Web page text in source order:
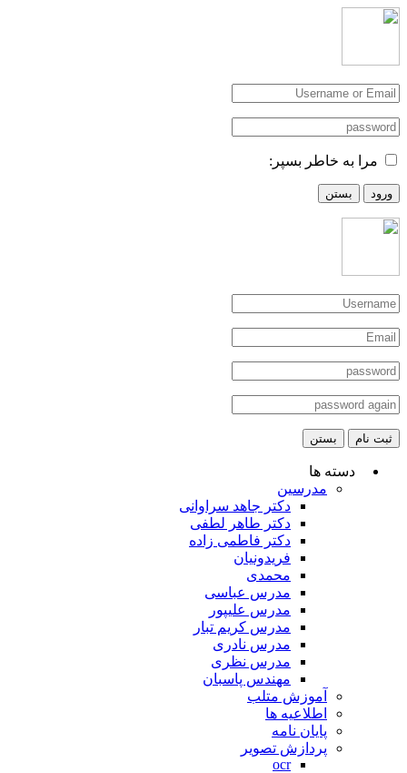
مرا به خاطر بسپر:
ورود بستن
ثبت نام بستن
دسته ها
مدرسین
دکتر جاهد سراوانی
دکتر طاهر لطفی
دکتر فاطمی زاده
فریدونیان
محمدی
مدرس عباسی
مدرس علیپور
مدرس کریم تبار
مدرس نادری
مدرس نظری
مهندس پاسبان
آموزش متلب
اطلاعیه ها
پایان نامه
پردازش تصویر
ocr